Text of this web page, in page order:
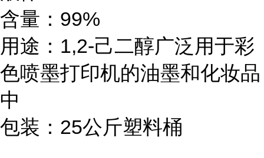
含量：99%
用途：1,2-己二醇广泛用于彩
色喷墨打印机的油墨和化妆品
中
包装：25公斤塑料桶